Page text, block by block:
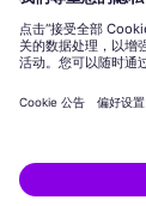
Siemens Energy